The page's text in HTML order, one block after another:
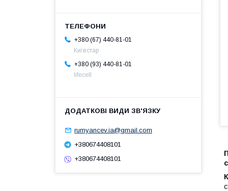
+380 (67) 440-81-01
Київстар
+380 (93) 440-81-01
lifecell
rumyancev.ia@gmail.com
+380674408101
+380674408101